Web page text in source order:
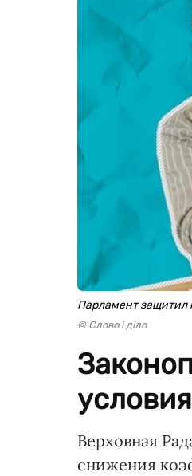
Парламент
© Слово і діло
Верховная
снижения